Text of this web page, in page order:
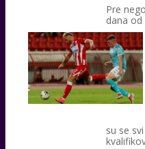
Pre
dana od
su se